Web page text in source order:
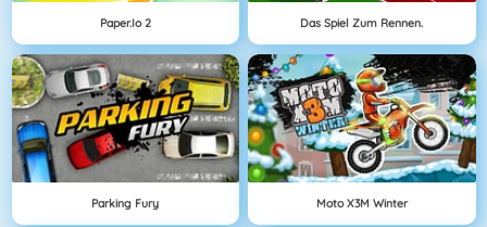
Paper.io 2 Das Spiel Zum Rennen.
Parking Fury Moto X3M Winter